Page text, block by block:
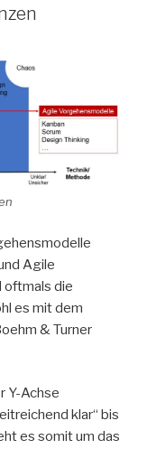
Agile
oftmals die
es mit dem
& Turner
Y-Achse
klar“ bis
es somit um das